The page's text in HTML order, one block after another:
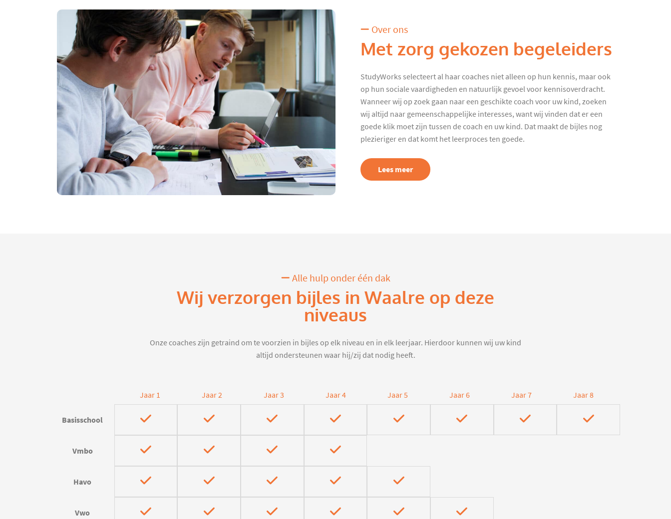
Over ons
Met zorg gekozen begeleiders
StudyWorks selecteert al haar coaches niet alleen op hun kennis, maar ook
op hun sociale vaardigheden en natuurlijk gevoel voor kennisoverdracht.
Wanneer wij op zoek gaan naar een geschikte coach voor uw kind, zoeken
wij altijd naar gemeenschappelijke interesses, want wij vinden dat er een
goede klik moet zijn tussen de coach en uw kind. Dat maakt de bijles nog
plezieriger en dat komt het leerproces ten goede.
Lees meer
Alle hulp onder één dak
Wij verzorgen bijles in Waalre op deze
niveaus
Onze coaches zijn getraind om te voorzien in bijles op elk niveau en in elk leerjaar. Hierdoor kunnen wij uw kind
altijd ondersteunen waar hij/zij dat nodig heeft.
Jaar 1 Jaar 2 Jaar 3 Jaar 4 Jaar 5 Jaar 6 Jaar 7 Jaar 8
Basisschool
Vmbo
Havo
Vwo